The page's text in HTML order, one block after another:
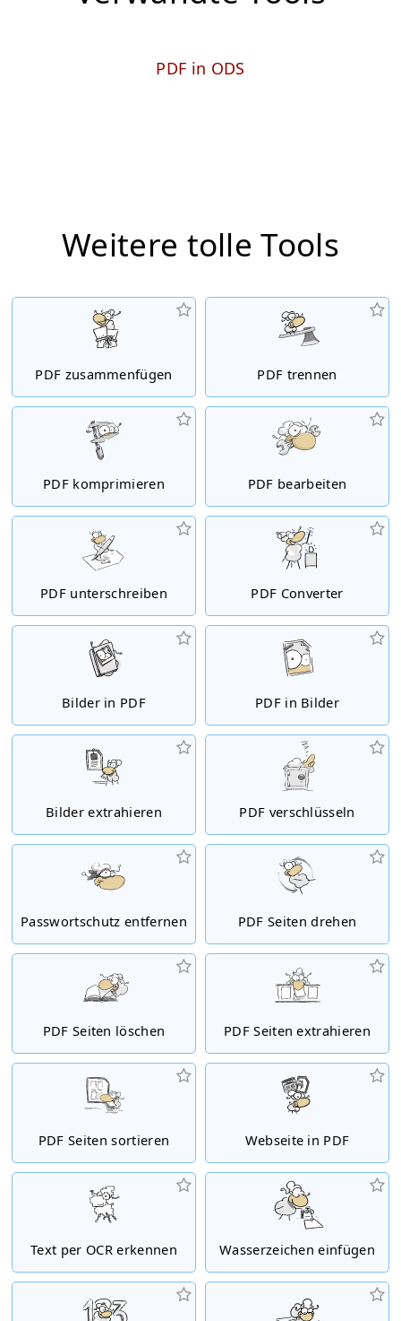
PDF in ODS
Weitere tolle Tools
PDF zusammenfügen PDF trennen
PDF komprimieren PDF bearbeiten
PDF unterschreiben PDF Converter
Bilder in PDF PDF in Bilder
Bilder extrahieren PDF verschlüsseln
Passwortschutz entfernen PDF Seiten drehen
PDF Seiten löschen PDF Seiten extrahieren
PDF Seiten sortieren Webseite in PDF
Text per OCR erkennen Wasserzeichen einfügen